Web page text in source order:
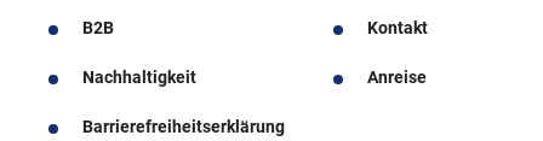
B2B Kontakt
Nachhaltigkeit Anreise
Barrierefreiheitserklärung